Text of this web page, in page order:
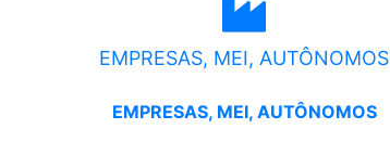
EMPRESAS, MEI, AUTÔNOMOS
EMPRESAS, MEI, AUTÔNOMOS